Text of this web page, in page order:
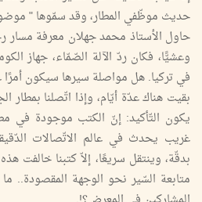
حديث موظّفي المطار، وقد سمّوها "
حاول الأستاذ محمد جهلان معرفة مسار
وعشيًّا، فكان ردّ الآلة الصّمّاء، جهاز
في تركيا. هل مواصلة سيرها سيكون
بقيت هناك عدّة أيّام، وإذا اتّصلنا بمطار
يكون التّأكيد: إنّ الكتب موجودة في
غريب يحدث في عالم الاتّصالات
بدقّة، وينتقل سريعًا، إلاّ كتبنا خالفت
متابعة السّير نحو الوجهة المقصودة..